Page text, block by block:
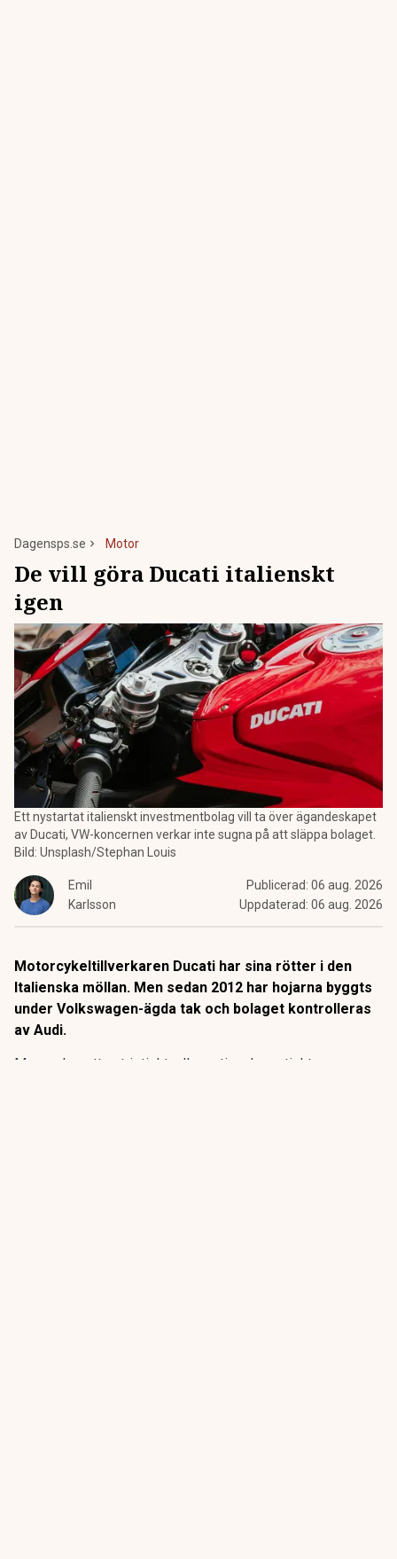
Dagensps.se Motor
De vill göra Ducati italienskt
igen
Ett nystartat italienskt investmentbolag vill ta över ägandeskapet
av Ducati, VW-koncernen verkar inte sugna på att släppa bolaget.
Bild: Unsplash/Stephan Louis
Emil
Karlsson
Publicerad: 06 aug. 2026
Uppdaterad: 06 aug. 2026
Motorcykeltillverkaren Ducati har sina rötter i den
Italienska möllan. Men sedan 2012 har hojarna byggts
under Volkswagen-ägda tak och bolaget kontrolleras
av Audi.
Men nu har ett patriotiskt, eller nationalromatiskt,